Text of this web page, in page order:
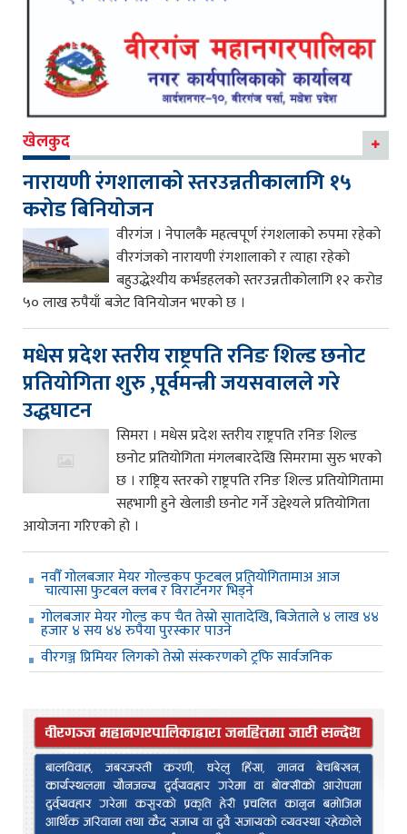
खेलकुद
नारायणी रंगशालाको स्तरउन्नतीकालागि १५
करोड बिनियोजन
वीरगंज । नेपालकै महत्वपूर्ण रंगशलाको रुपमा रहेको
वीरगंजको नारायणी रंगशालाको र त्याहा रहेको
बहुउद्धेश्यीय कर्भडहलको स्तरउन्नतीकोलागि १२ करोड
५० लाख रुपैयाँ बजेट विनियोजन भएको छ ।
मधेस प्रदेश स्तरीय राष्ट्रपति रनिङ शिल्ड छनोट
प्रतियोगिता शुरु ,पूर्वमन्त्री जयसवालले गरे
उद्धघाटन
सिमरा । मधेस प्रदेश स्तरीय राष्ट्रपति रनिङ शिल्ड
छनोट प्रतियोगिता मंगलबारदेखि सिमरामा सुरु भएको
छ । राष्ट्रिय स्तरको राष्ट्रपति रनिङ शिल्ड प्रतियोगितामा
सहभागी हुने खेलाडी छनोट गर्ने उद्देश्यले प्रतियोगिता
आयोजना गरिएको हो ।
नवौँ गोलबजार मेयर गोल्डकप फुटबल प्रतियोगितामाअ आज
चात्यासा फुटबल क्लब र विराटनगर भिड्ने
गोलबजार मेयर गोल्ड कप चैत तेस्रो सातादेखि, बिजेताले ४ लाख ४४
हजार ४ सय ४४ रुपैया पुरस्कार पाउने
वीरगञ्ज प्रिमियर लिगको तेस्रो संस्करणको ट्रफि सार्वजनिक